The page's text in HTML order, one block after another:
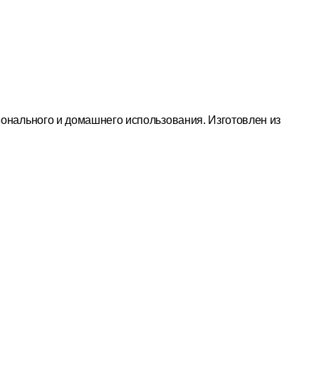
и домашнего использования. Изготовлен из